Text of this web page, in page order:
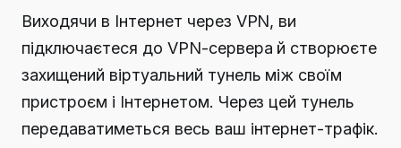
Виходячи в Інтернет через VPN, ви
підключаєтеся до VPN-сервера й створюєте
захищений віртуальний тунель між своїм
пристроєм і Інтернетом. Через цей тунель
передаватиметься весь ваш інтернет-трафік.